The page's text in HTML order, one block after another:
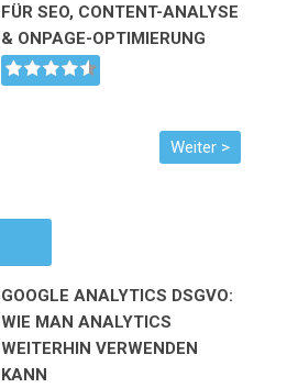
FÜR SEO, CONTENT-ANALYSE
& ONPAGE-OPTIMIERUNG
GOOGLE ANALYTICS DSGVO:
WIE MAN ANALYTICS
WEITERHIN VERWENDEN
KANN